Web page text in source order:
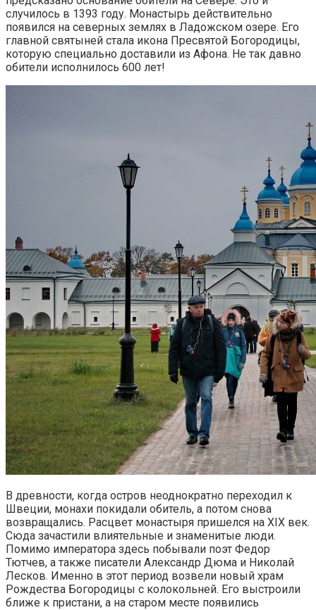
случилось в 1393 году. Монастырь действительно
появился на северных землях в Ладожском озере. Его
главной святыней стала икона Пpесвятой Богородицы,
которую специально доставили из Афона. Не так давно
обители исполнилось 600 лет!
В древности, когда остров неоднократно переходил к
Швеции, монахи покидали обитель, а потом снова
возвращались. Расцвет монастыря пришелся на XIX век.
Сюда зачастили влиятельные и знаменитые люди.
Помимо императора здесь побывали поэт Федор
Тютчев, а также писатели Александр Дюма и Николай
Лесков. Именно в этот период возвели новый храм
Рождества Богородицы с колокольней. Его выстроили
ближе к пристани, а на старом месте появились